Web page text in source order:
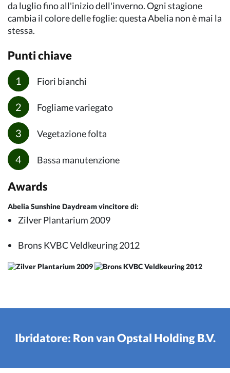
da luglio fino all'inizio dell'inverno. Ogni stagione
cambia il colore delle foglie: questa Abelia non è mai la
stessa.
Punti chiave
Fiori bianchi
Fogliame variegato
Vegetazione folta
Bassa manutenzione
Awards
Abelia Sunshine Daydream vincitore di:
Zilver Plantarium 2009
Brons KVBC Veldkeuring 2012
Ibridatore: Ron van Opstal Holding B.V.